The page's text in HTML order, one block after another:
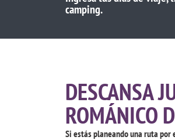
camping.
DESCANSA
ROMÁNICO
Si estás planeando una ruta por